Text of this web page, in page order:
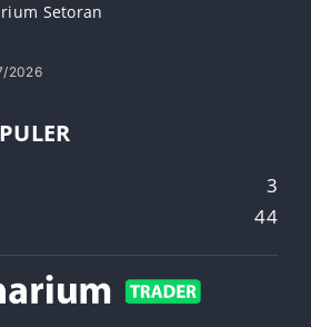
Setoran
2026
3
44